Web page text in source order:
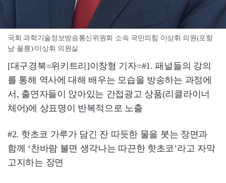
국회 과학기술정보방송통신위원회 소속 국민의힘 이상휘 의원(포항
남·울릉)/이상휘 의원실
[대구경북=위키트리]이창형 기자=#1. 패널들의 강의
를 통해 역사에 대해 배우는 모습을 방송하는 과정에
서, 출연자들이 앉아있는 간접광고 상품(리클라이너
체어)에 상표명이 반복적으로 노출
#2. 핫초코 가루가 담긴 잔 따듯한 물을 붓는 장면과
함께 ‘찬바람 불면 생각나는 따끈한 핫초코’라고 자막
고지하는 장면